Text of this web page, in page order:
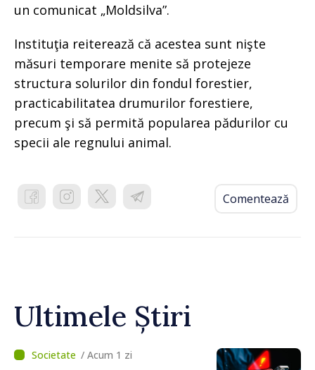
un comunicat „Moldsilva”.
Instituţia reiterează că acestea sunt nişte
măsuri temporare menite să protejeze
structura solurilor din fondul forestier,
practicabilitatea drumurilor forestiere,
precum şi să permită popularea pădurilor cu
specii ale regnului animal.
Comentează
Ultimele Știri
/ Acum 1 zi